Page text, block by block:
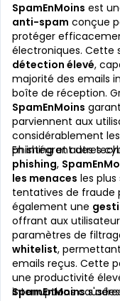
SpamEnMoins est
anti-spam conçue
protéger
électroniques. Cette
détection élevé,
majorité des emails
boîte de réception.
SpamEnMoins
parviennent aux
considérablement
phishing et autres
En intégrant des
phishing,
les menaces les
tentatives de fraude
également une
offrant aux
paramètres de
whitelist,
emails reçus. Cette
une productivité
interruptions
SpamEnMoins